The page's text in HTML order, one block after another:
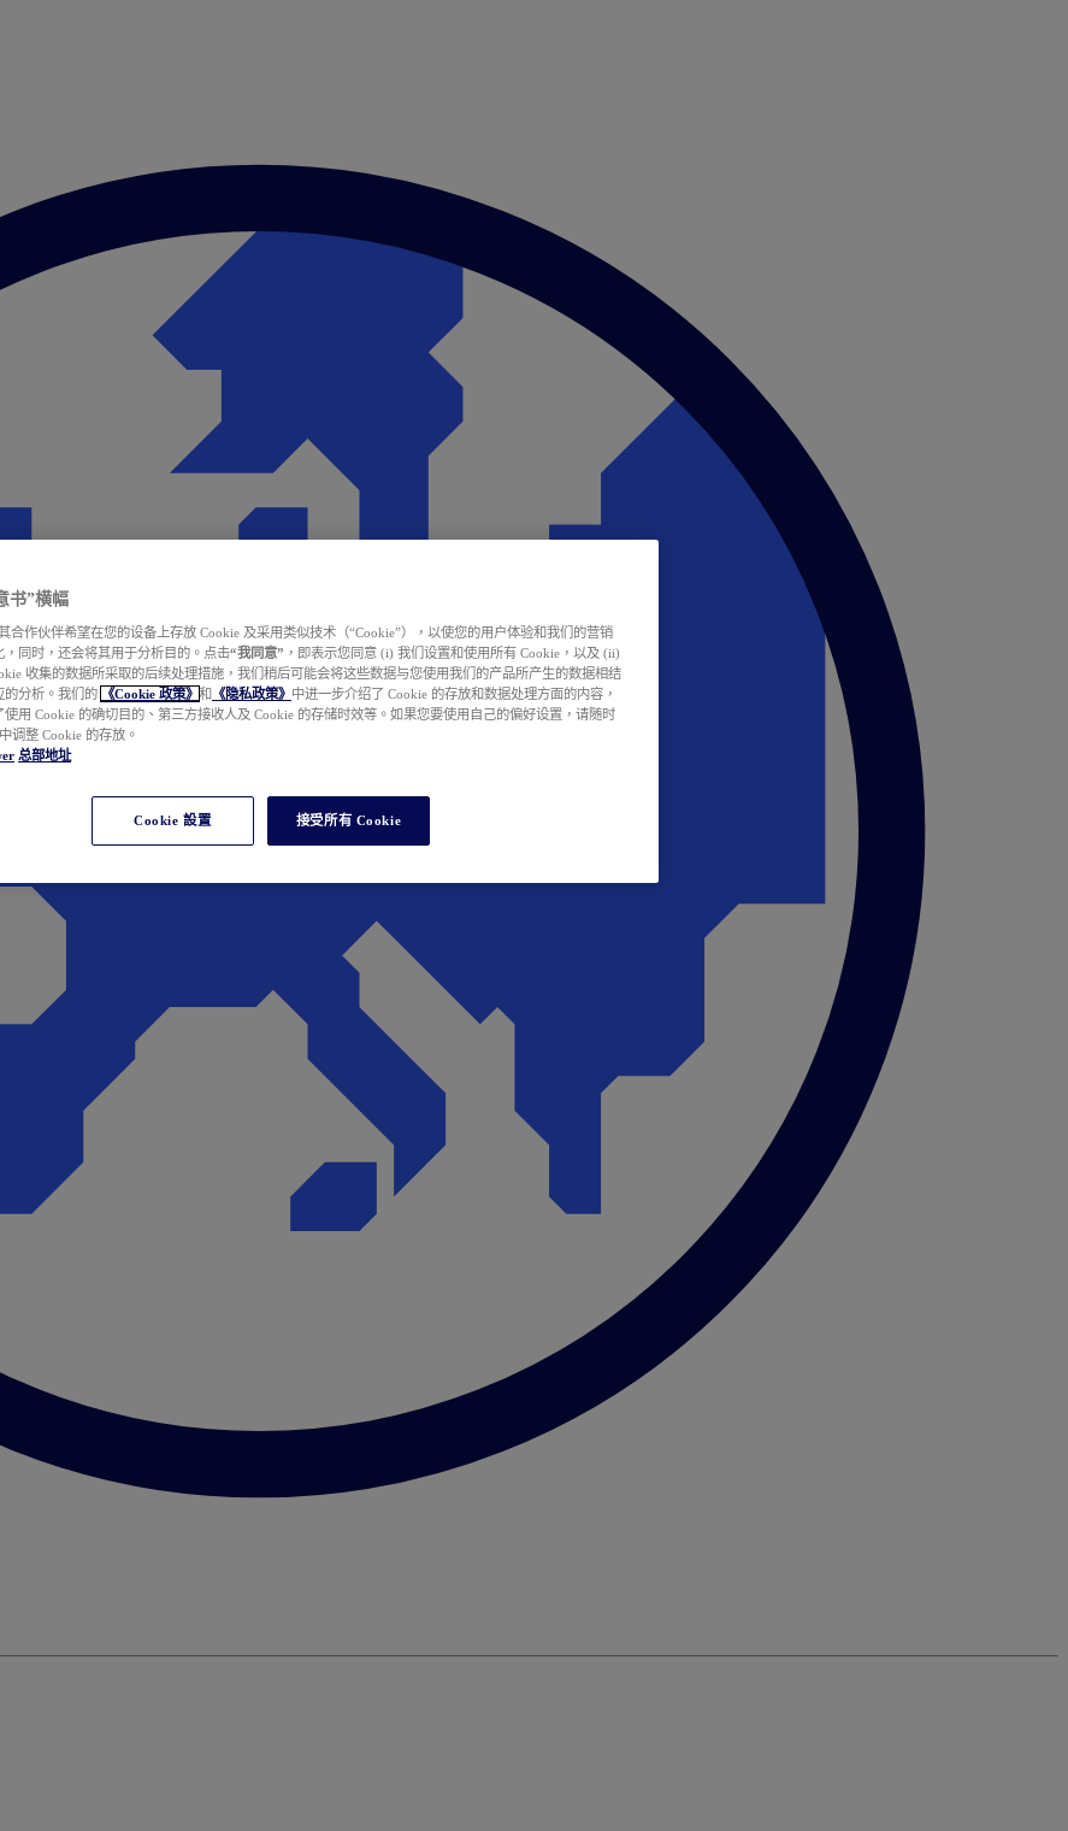
书”横幅
合作伙伴希望在您的设备上存放 Cookie 及采用类似技术（“Cookie”），以使您的用户体验和我们的营销
，同时，还会将其用于分析目的。点击“我同意” ，即表示您同意 (i) 我们设置和使用所有 Cookie，以及 (ii)
收集的数据所采取的后续处理措施，我们稍后可能会将这些数据与您使用我们的产品所产生的数据相结
的分析。我们的
《Cookie 政策》 和 《隐私政策》 中进一步介绍了 Cookie 的存放和数据处理方面的内容，
使用 Cookie 的确切目的、第三方接收人及 Cookie 的存储时效等。如果您要使用自己的偏好设置，请随时
调整 Cookie 的存放。
总部地址
Cookie 設置 接受所有 Cookie